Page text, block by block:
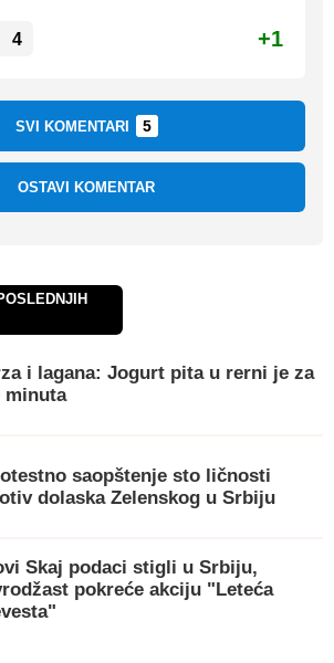
4 +1
SVI KOMENTARI 5
OSTAVI KOMENTAR
i lagana: Jogurt pita u rerni je za
minuta
saopštenje sto ličnosti
dolaska Zelenskog u Srbiju
Skaj podaci stigli u Srbiju,
pokreće akciju "Leteća